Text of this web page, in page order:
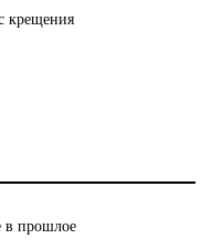
крещения
в прошлое